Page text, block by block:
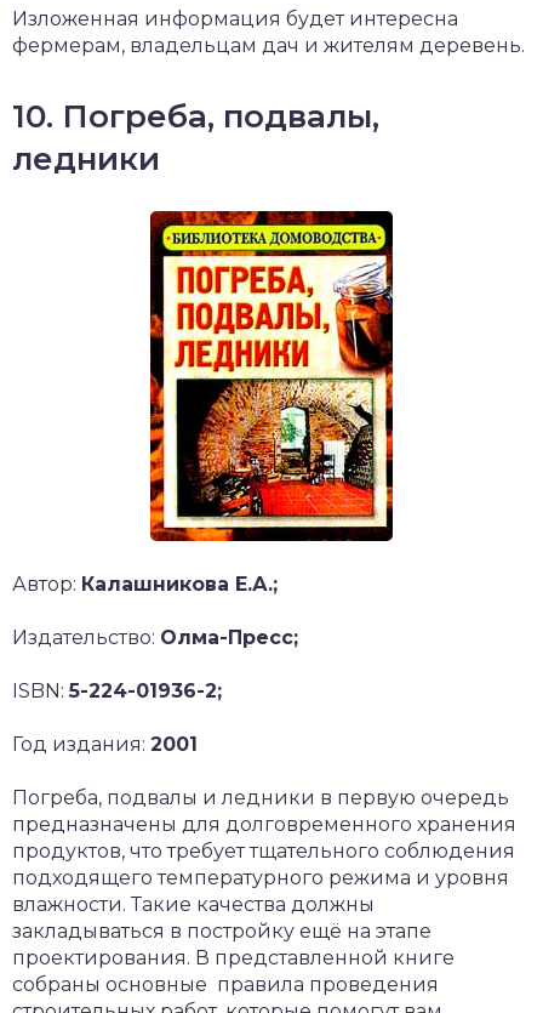
Изложенная информация будет интересна
фермерам, владельцам дач и жителям деревень.
10. Погреба, подвалы,
ледники
Автор: Калашникова Е.А.;
Издательство: Олма-Пресс;
ISBN:5-224-01936-2;
Год издания: 2001
Погреба, подвалы и ледники в первую очередь
предназначены для долговременного хранения
продуктов, что требует тщательного соблюдения
подходящего температурного режима и уровня
влажности. Такие качества должны
закладываться в постройку ещё на этапе
проектирования. В представленной книге
собраны основные правила проведения